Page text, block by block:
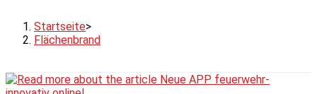
Startseite>
Flächenbrand